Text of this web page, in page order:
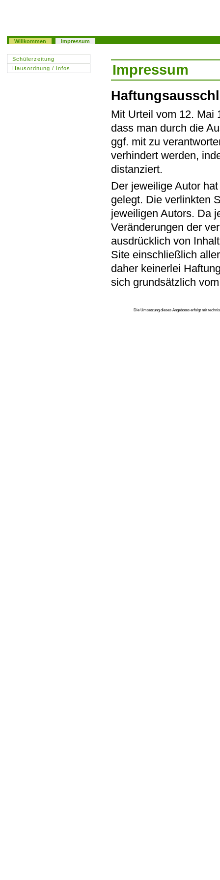
Willkommen Impressum
Impressum
Mit Urteil vom 12. Mai
dass man durch die
ggf. mit zu
verhindert werden,
distanziert.
Der jeweilige Autor
gelegt. Die verlinkten
jeweiligen Autors. Da
Veränderungen der
ausdrücklich von
Site einschließlich
daher keinerlei
sich grundsätzlich
Schülerzeitung
Hausordnung / Infos
Die Umsetzung dieses Angebotes erfolgt mit